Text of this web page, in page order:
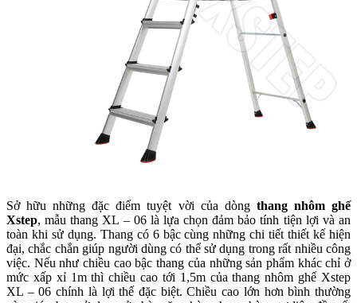
Sở hữu những đặc điểm tuyệt vời của dòngthang nhôm ghế
Xstep, mẫu thang XL – 06 là lựa chọn đảm bảo tính tiện lợi và an
toàn khi sử dụng. Thang có 6 bậc cùng những chi tiết thiết kế hiện
đại, chắc chắn giúp người dùng có thể sử dụng trong rất nhiều công
việc. Nếu như chiều cao bậc thang của những sản phẩm khác chỉ ở
mức xấp xỉ 1m thì chiều cao tới 1,5m của thang nhôm ghế Xstep
XL – 06 chính là lợi thế đặc biệt. Chiều cao lớn hơn bình thường